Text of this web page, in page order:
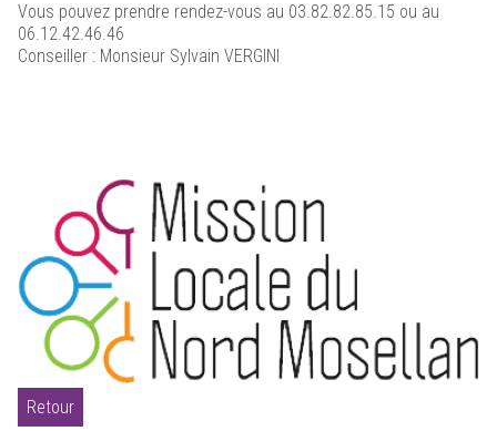
Vous pouvez prendre rendez-vous au 03.82.82.85.15 ou au
06.12.42.46.46
Conseiller : Monsieur Sylvain VERGINI
Retour